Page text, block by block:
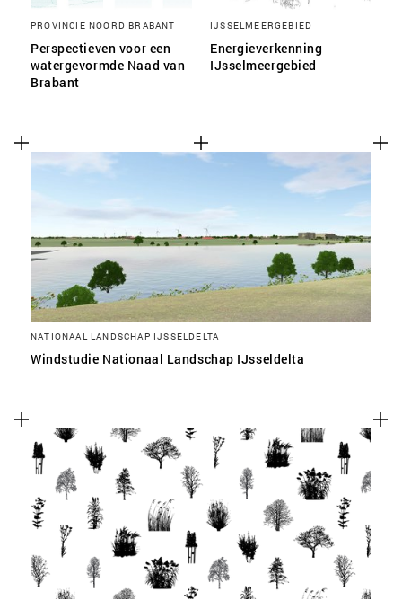
PROVINCIE NOORD BRABANT
Perspectieven voor een
watergevormde Naad van
Brabant
IJSSELMEERGEBIED
Energieverkenning
IJsselmeergebied
NATIONAAL LANDSCHAP IJSSELDELTA
Windstudie Nationaal Landschap IJsseldelta